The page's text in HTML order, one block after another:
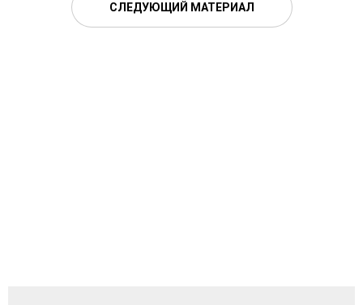
СЛЕДУЮЩИЙ МАТЕРИАЛ